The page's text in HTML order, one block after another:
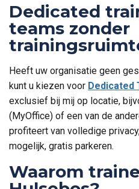
Dedicated
teams zonder
Heeft uw organisatie geen
kunt u kiezen voor Dedicated
exclusief bij mij op locatie,
(MyOffice) of een van de
profiteert van volledige
mogelijk, gratis parkeren.
Waarom